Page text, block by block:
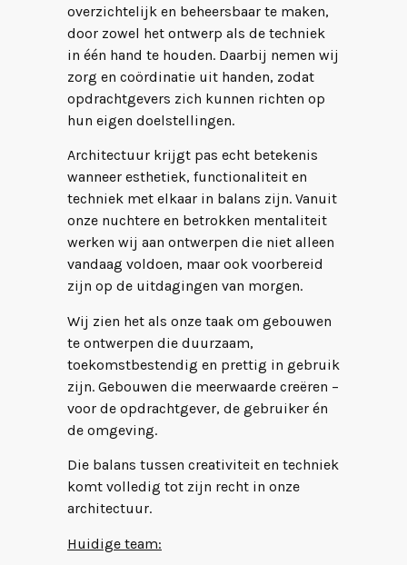
overzichtelijk en beheersbaar te maken,
door zowel het ontwerp als de techniek
in één hand te houden. Daarbij nemen wij
zorg en coördinatie uit handen, zodat
opdrachtgevers zich kunnen richten op
hun eigen doelstellingen.
Architectuur krijgt pas echt betekenis
wanneer esthetiek, functionaliteit en
techniek met elkaar in balans zijn. Vanuit
onze nuchtere en betrokken mentaliteit
werken wij aan ontwerpen die niet alleen
vandaag voldoen, maar ook voorbereid
zijn op de uitdagingen van morgen.
Wij zien het als onze taak om gebouwen
te ontwerpen die duurzaam,
toekomstbestendig en prettig in gebruik
zijn. Gebouwen die meerwaarde creëren –
voor de opdrachtgever, de gebruiker én
de omgeving.
Die balans tussen creativiteit en techniek
komt volledig tot zijn recht in onze
architectuur.
Huidige team: